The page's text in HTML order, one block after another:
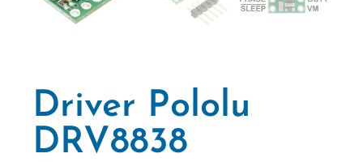
Driver Pololu
DRV8838